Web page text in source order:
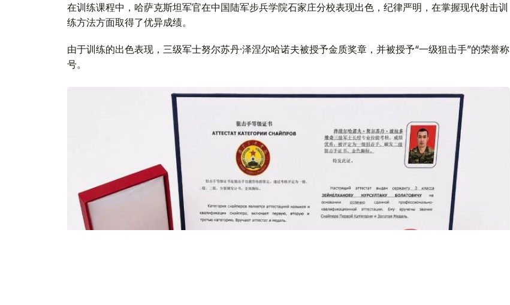
在训练课程中，哈萨克斯坦军官在中国陆军步兵学院石家庄分校表现出色，纪律严明，在掌握现代射击训
练方法方面取得了优异成绩。
由于训练的出色表现，三级军士努尔苏丹·泽涅尔哈诺夫被授予金质奖章，并被授予“一级狙击手”的荣誉称
号。